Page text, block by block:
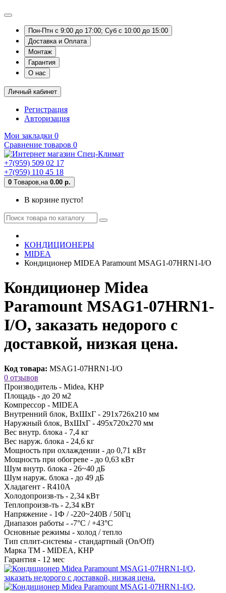
Пон-Птн с 9:00 до 17:00; Суб с 10:00 до 15:00
Доставка и Оплата
Монтаж
Гарантия
О нас
Личный кабинет
Регистрация
Авторизация
Мои закладки 0
Сравнение товаров 0
+7(959) 509 02 17
+7(959) 110 45 18
0 Tоваров,на 0.00 р.
В корзине пусто!
КОНДИЦИОНЕРЫ
MIDEA
Кондиционер MIDEA Paramount MSAG1-07HRN1-I/O
Кондиционер Midea
Paramount MSAG1-07HRN1-
I/O, заказать недорого с
доставкой, низкая цена.
Код товара: MSAG1-07HRN1-I/O
0 отзывов
Производитель - Midea, КНР
Площадь - до 20 м2
Компрессор - MIDEA
Внутренний блок, ВхШхГ - 291х726х210 мм
Наружный блок, ВхШхГ - 495х720х270 мм
Вес внутр. блока - 7,4 кг
Вес наруж. блока - 24,6 кг
Мощность при охлаждении - до 0,71 кВт
Мощность при обогреве - до 0,63 кВт
Шум внутр. блока - 26~40 дБ
Шум наруж. блока - до 49 дБ
Хладагент - R410А
Холодопроизв-ть - 2,34 кВт
Теплопроизв-ть - 2,34 кВт
Напряжение - 1Ф / -220~240В / 50Гц
Диапазон работы - -7°С / +43°С
Основные режимы - холод / тепло
Тип сплит-системы - стандартный (On/Off)
Марка ТМ - MIDEA, КНР
Гарантия - 12 мес